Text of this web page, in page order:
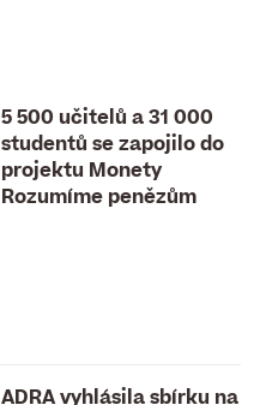
5 500 učitelů a 31 000
studentů se zapojilo do
projektu Monety
Rozumíme penězům
ADRA vyhlásila sbírku na